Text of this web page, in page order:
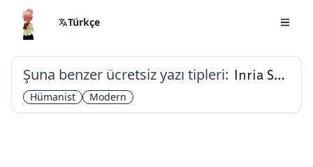
Türkçe
Şuna benzer ücretsiz yazı tipleri: Inria Sans
Hümanist Modern